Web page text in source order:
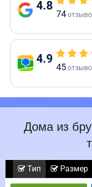
4.8
74
4.9
45
Дома из
Тип Размер